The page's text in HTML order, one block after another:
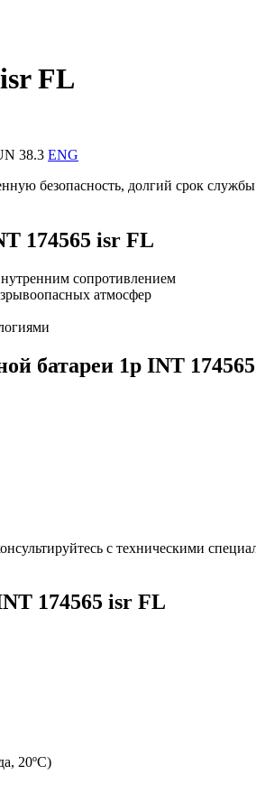
FL
38.3 ENG
безопасность, долгий срок
174565 isr FL
сопротивлением
атмосфер
батареи 1p INT
с техническими
174565 isr FL
20ºС)